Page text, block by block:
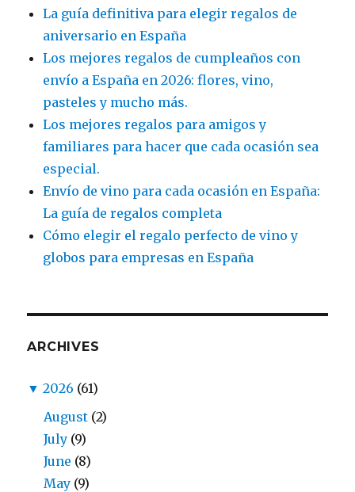
La guía definitiva para elegir regalos de
aniversario en España
Los mejores regalos de cumpleaños con
envío a España en 2026: flores, vino,
pasteles y mucho más.
Los mejores regalos para amigos y
familiares para hacer que cada ocasión sea
especial.
Envío de vino para cada ocasión en España:
La guía de regalos completa
Cómo elegir el regalo perfecto de vino y
globos para empresas en España
ARCHIVES
▼ 2026 (61)
August (2)
July (9)
June (8)
May (9)